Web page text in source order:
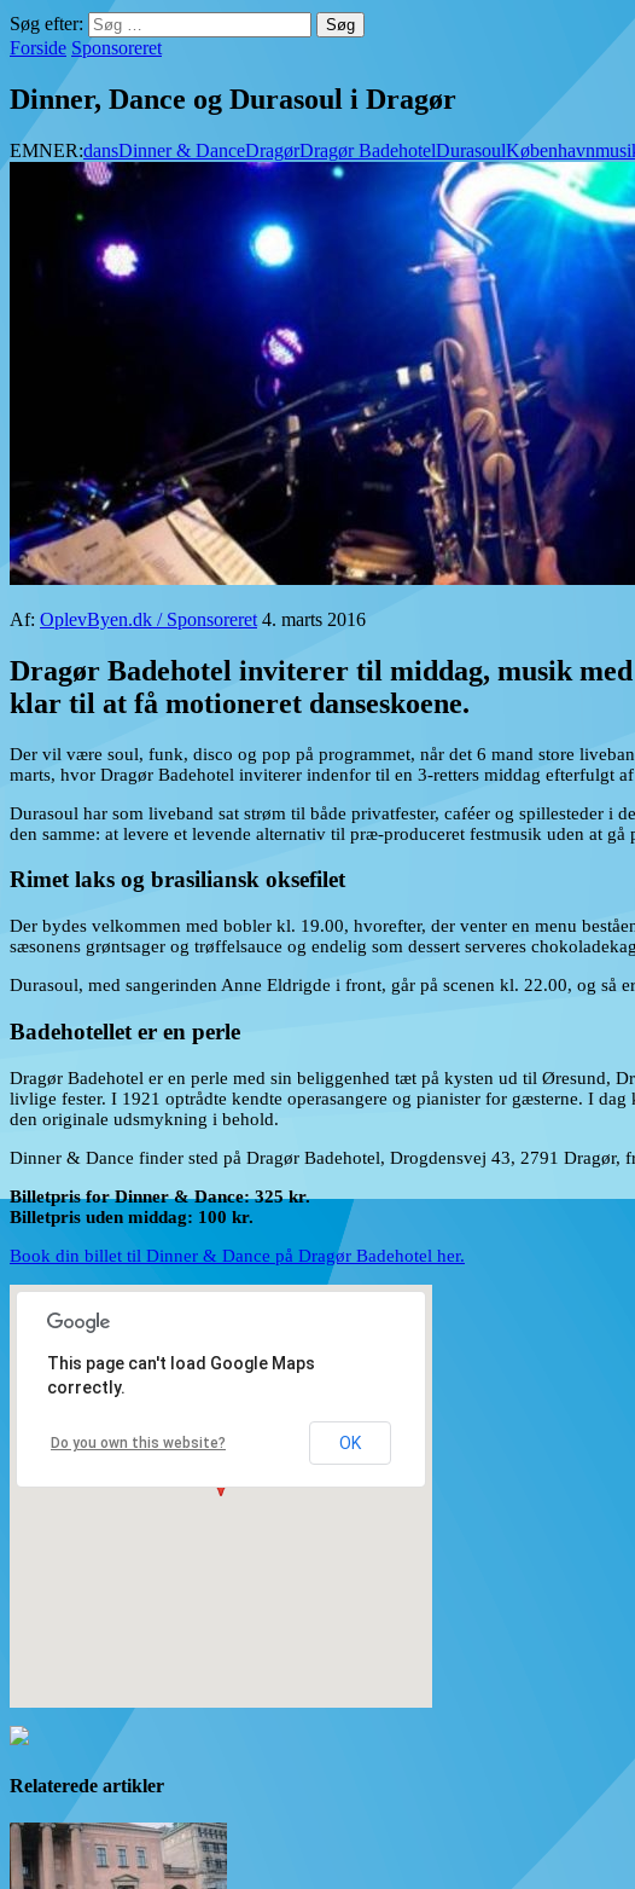
Søg efter:
Forside Sponsoreret
Dinner, Dance og Durasoul i Dragør
EMNER:dansDinner & DanceDragørDragør BadehotelDurasoulKøbenhavn
Af: OplevByen.dk / Sponsoreret 4. marts 2016
Dragør Badehotel inviterer til middag, musik
klar til at få motioneret danseskoene.
Der vil være soul, funk, disco og pop på programmet, når det 6 mand store
marts, hvor Dragør Badehotel inviterer indenfor til en 3-retters middag efterfulgt
Durasoul har som liveband sat strøm til både privatfester, caféer og spillesteder i
den samme: at levere et levende alternativ til præ-produceret festmusik uden at
Rimet laks og brasiliansk oksefilet
Der bydes velkommen med bobler kl. 19.00, hvorefter, der venter en menu
sæsonens grøntsager og trøffelsauce og endelig som dessert serveres
Durasoul, med sangerinden Anne Eldrigde i front, går på scenen kl. 22.00, og så
Badehotellet er en perle
Dragør Badehotel er en perle med sin beliggenhed tæt på kysten ud til Øresund,
livlige fester. I 1921 optrådte kendte operasangere og pianister for gæsterne. I
den originale udsmykning i behold.
Dinner & Dance finder sted på Dragør Badehotel, Drogdensvej 43, 2791 Dragør,
Billetpris for Dinner & Dance: 325 kr.
Billetpris uden middag: 100 kr.
Book din billet til Dinner & Dance på Dragør Badehotel her.
This page can't load Google Maps
correctly.
Do you own this website? OK
Relaterede artikler